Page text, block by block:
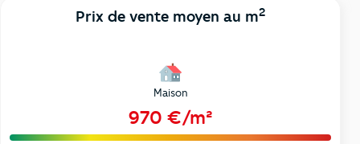
Prix de vente moyen au m2
Maison
970 €/m²